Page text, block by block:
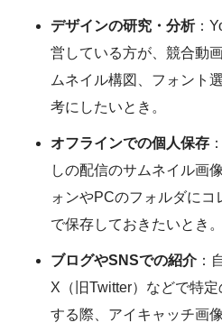
デザインの研究・分析：
営している方が、競合動
ムネイル構図、フォント
考にしたいとき。
オフラインでの個人保存
しの配信のサムネイル画
ォンやPCのフォルダに
で保存しておきたいとき。
ブログやSNSでの紹介：
X（旧Twitter）などで特
する際、アイキャッチ画